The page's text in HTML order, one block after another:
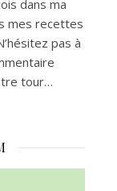
dans ma
mes recettes
pas à
tour…